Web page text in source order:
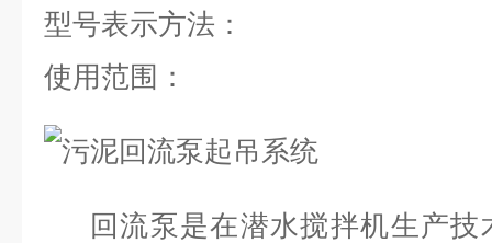
型号表示方法：
使用范围：
回流泵是在潜水搅拌机生产